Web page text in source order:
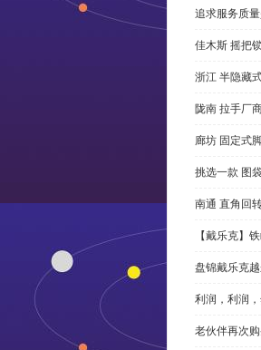
追求服务质
佳木斯 摇把
浙江 半隐藏
陇南 拉手厂
廊坊 固定式
挑选一款 图
南通 直角回
【戴乐克】
盘锦戴乐克
利润，利润
老伙伴再次